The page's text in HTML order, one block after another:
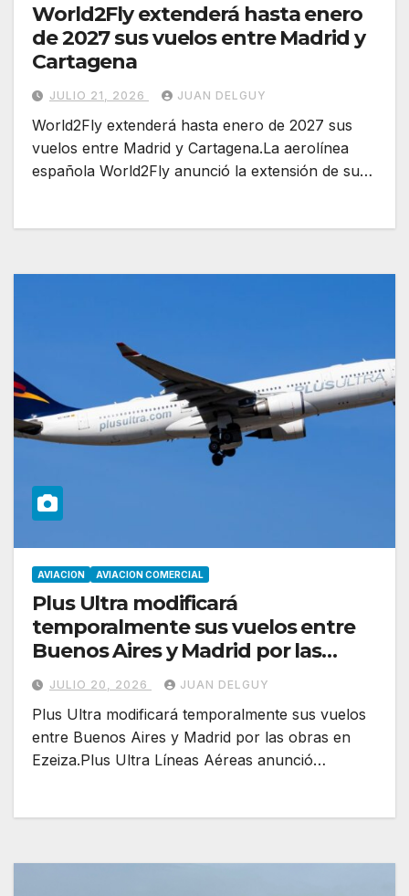
World2Fly extenderá hasta enero
de 2027 sus vuelos entre Madrid y
Cartagena
JULIO 21, 2026 JUAN DELGUY
World2Fly extenderá hasta enero de 2027 sus
vuelos entre Madrid y Cartagena.La aerolínea
española World2Fly anunció la extensión de su…
AVIACION AVIACION COMERCIAL
Plus Ultra modificará
temporalmente sus vuelos entre
Buenos Aires y Madrid por las
obras en Ezeiza
JULIO 20, 2026 JUAN DELGUY
Plus Ultra modificará temporalmente sus vuelos
entre Buenos Aires y Madrid por las obras en
Ezeiza.Plus Ultra Líneas Aéreas anunció…